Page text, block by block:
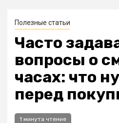
Полезные статьи
Часто
вопросы о
часах: что
перед
1 минута чтение